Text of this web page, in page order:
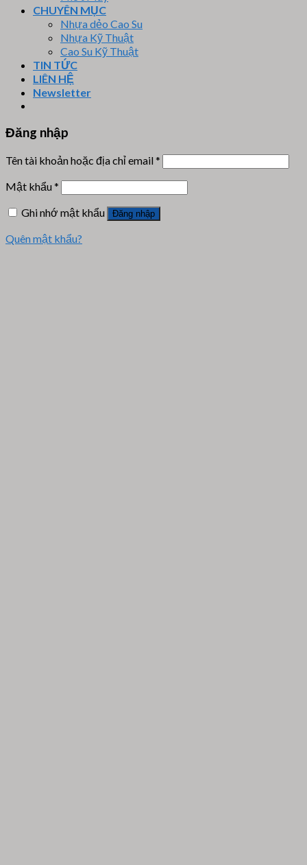
CHUYÊN MỤC
Nhựa dẻo Cao Su
Nhựa Kỹ Thuật
Cao Su Kỹ Thuật
TIN TỨC
LIÊN HỆ
Newsletter
Đăng nhập
Tên tài khoản hoặc địa chỉ email*
Mật khẩu*
Ghi nhớ mật khẩu
Đăng nhập
Quên mật khẩu?